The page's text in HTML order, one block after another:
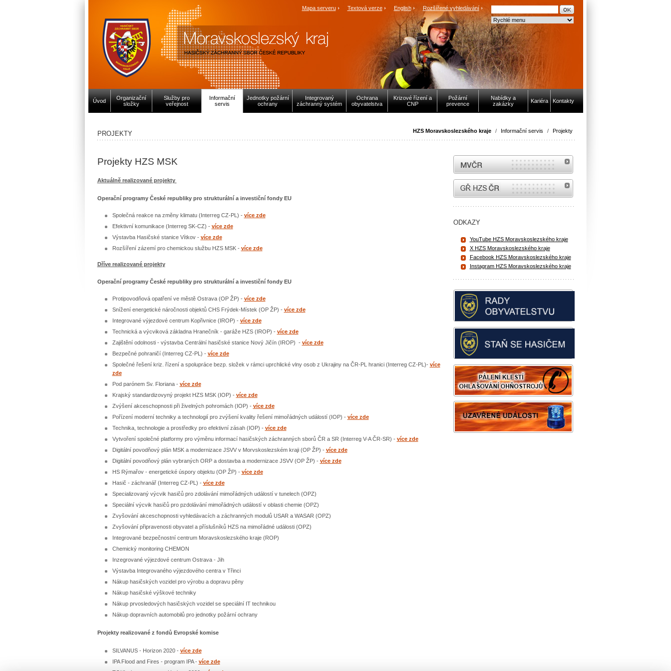
Mapa serveru Textová verze English Rozšířené vyhledávání
Úvod
Organizační
složky
Služby pro
veřejnost
Informační
servis
Jednotky požární
ochrany
Integrovaný
záchranný systém
Ochrana
obyvatelstva
Krizové řízení a
CNP
Požární
prevence
Nabídky a
zakázky
Kariéra Kontakty
HZS Moravskoslezského kraje / Informační servis / Projekty
PROJEKTY
Projekty HZS MSK
Aktuálně realizované projekty
Operační programy České republiky pro strukturální a investiční fondy EU
Společná reakce na změny klimatu (Interreg CZ-PL) - více zde
Efektivní komunikace (Interreg SK-CZ) - více zde
Výstavba Hasičské stanice Vítkov - více zde
Rozšíření zázemí pro chemickou službu HZS MSK - více zde
Dříve realizované projekty
Operační programy České republiky pro strukturální a investiční fondy EU
Protipovodňová opatření ve městě Ostrava (OP ŽP) - více zde
Snížení energetické náročnosti objektů CHS Frýdek-Místek (OP ŽP) - více zde
Integrované výjezdové centrum Kopřivnice (IROP) - více zde
Technická a výcviková základna Hranečník - garáže HZS (IROP) - více zde
Zajištění odolnosti - výstavba Centrální hasičské stanice Nový Jičín (IROP) - více zde
Bezpečné pohraničí (Interreg CZ-PL) - více zde
Společné řešení kriz. řízení a spolupráce bezp. složek v rámci uprchlické vlny osob z Ukrajiny na ČR-PL hranici (Interreg CZ-PL)- více
zde
Pod parónem Sv. Floriana - více zde
Krajský standardizovyný projekt HZS MSK (IOP) - více zde
Zvýšení akceschopnosti při živelných pohromách (IOP) - více zde
Pořízení moderní techniky a technologií pro zvýšení kvality řešení mimořádných událostí (IOP) - více zde
Technika, technologie a prostředky pro efektivní zásah (IOP) - více zde
Vytvoření společné platformy pro výměnu informací hasičských záchranných sborů ČR a SR (Interreg V-A ČR-SR) - více zde
Digitální povodňový plán MSK a modernizace JSVV v Morvskoslezském kraji (OP ŽP) - více zde
Digitální povodňový plán vybraných ORP a dostavba a modernizace JSVV (OP ŽP) - více zde
HS Rýmařov - energetické úspory objektu (OP ŽP) - více zde
Hasič - záchranář (Interreg CZ-PL) - více zde
Specializovaný výcvik hasičů pro zdolávání mimořádných událostí v tunelech (OPZ)
Speciální výcvik hasičů pro pzdolávání mimořádných událostí v oblasti chemie (OPZ)
Zvyšování akceschopnosti vyhledávacích a záchranných modulů USAR a WASAR (OPZ)
Zvyšování připravenosti obyvatel a příslušníků HZS na mimořádné události (OPZ)
Integrované bezpečnostní centrum Moravskoslezského kraje (ROP)
Chemický monitoring CHEMON
Inzegrované výjezdové centrum Ostrava - Jih
Výstavba Integrovaného výjezdového centra v Třinci
Nákup hasičských vozidel pro výrobu a dopravu pěny
Nákup hasičské výškové techniky
Nákup prvosledových hasičských vozidel se speciální IT technikou
Nákup dopravních automobilů pro jednotky požární ochrany
Projekty realizované z fondů Evropské komise
SILVANUS - Horizon 2020 - více zde
IPA Flood and Fires - program IPA - více zde
MVČR
internetové stránky Hasiči ČR
ODKAZY
YouTube HZS Moravskoslezského kraje
X HZS Moravskoslezského kraje
Facebook HZS Moravskoslezského kraje
Instagram HZS Moravskoslezského kraje